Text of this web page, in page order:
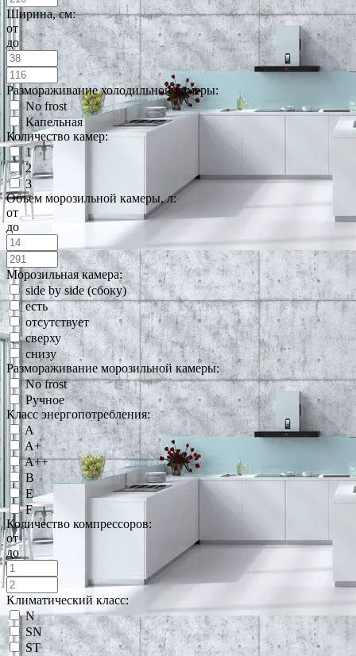
Ширина, см:
от
до
Размораживание холодильной камеры:
No frost
Капельная
Количество камер:
1
2
3
Объем морозильной камеры, л:
от
до
Морозильная камера:
side by side (сбоку)
есть
отсутствует
сверху
снизу
Размораживание морозильной камеры:
No frost
Ручное
Класс энергопотребления:
A
A+
A++
B
E
F
Количество компрессоров:
от
до
Климатический класс:
N
SN
ST